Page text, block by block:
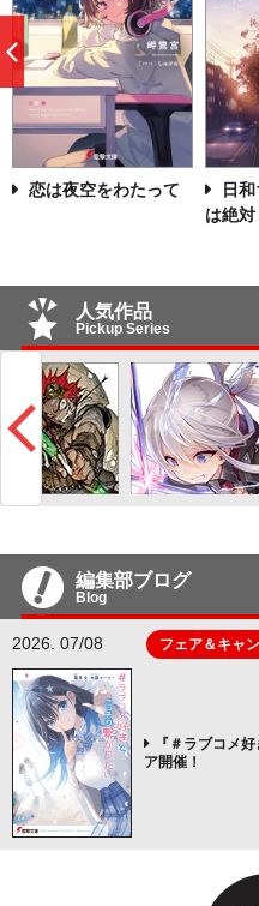
恋は夜空をわたって
日
は絶対
前
へ
人気作品
Pickup Series
編集部ブログ
Blog
2026. 07/08 フェア＆キャ
『＃ラブコメ
ア開催！